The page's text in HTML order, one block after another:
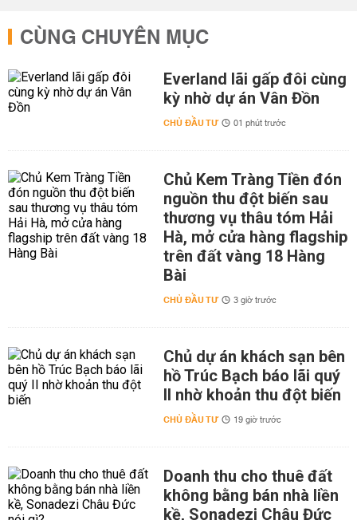
CÙNG CHUYÊN MỤC
Everland lãi gấp đôi cùng
kỳ nhờ dự án Vân Đồn
CHỦ ĐẦU TƯ 01 phút trước
Chủ Kem Tràng Tiền đón
nguồn thu đột biến sau
thương vụ thâu tóm Hải
Hà, mở cửa hàng flagship
trên đất vàng 18 Hàng
Bài
CHỦ ĐẦU TƯ 3 giờ trước
Chủ dự án khách sạn bên
hồ Trúc Bạch báo lãi quý
II nhờ khoản thu đột biến
CHỦ ĐẦU TƯ 19 giờ trước
Doanh thu cho thuê đất
không bằng bán nhà liền
kề, Sonadezi Châu Đức